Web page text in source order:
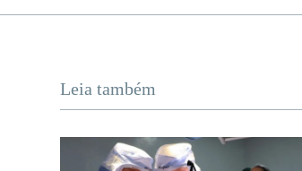
Leia também